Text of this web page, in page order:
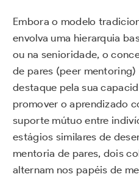
Embora o modelo
envolva uma hierarquia
ou na senioridade, o
de pares (peer
destaque pela sua
promover o aprendizado
suporte mútuo entre
estágios similares de
mentoria de pares, dois
alternam nos papéis de